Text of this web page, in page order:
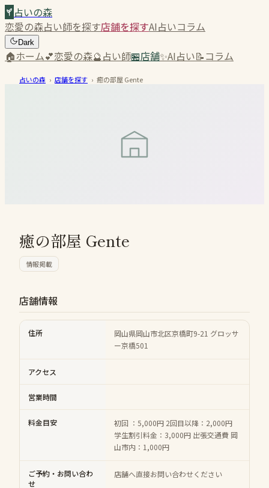
占いの森
恋愛の森占い師を探す店舗を探すAI占いコラム
Dark
🏠ホーム💕恋愛の森🔮占い師🏪店舗✨AI占い📝コラム
占いの森 › 店舗を探す › 癒の部屋 Gente
癒の部屋 Gente
情報掲載
店舗情報
住所
岡山県岡山市北区京橋町9-21 グロッサ
ー京橋501
アクセス
営業時間
料金目安
初回 ：5,000円 2回目以降：2,000円
学生割引料金：3,000円 出張交通費 岡
山市内：1,000円
ご予約・お問い合わ
せ
店舗へ直接お問い合わせください